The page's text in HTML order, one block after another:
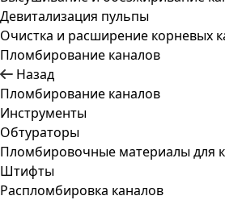
Девитализация пульпы
Очистка и расширение корневых
Пломбирование каналов
Назад
Пломбирование каналов
Инструменты
Обтураторы
Пломбировочные материалы для
Штифты
Распломбировка каналов